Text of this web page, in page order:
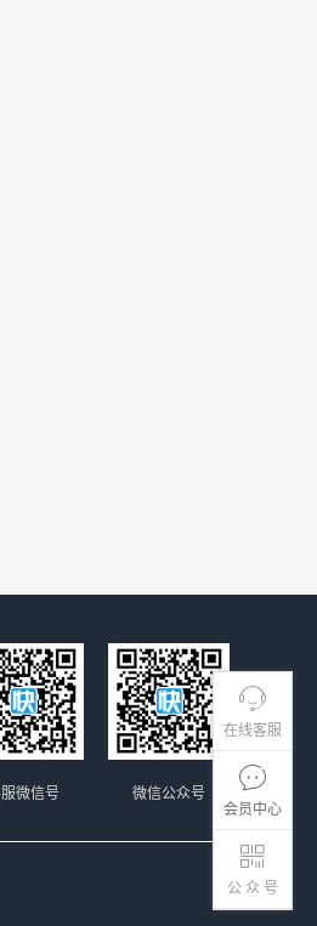
在线客服
会员中心
公 众 号
微信公众号
微信号